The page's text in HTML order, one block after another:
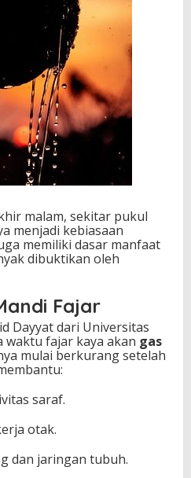
malam, sekitar pukul
menjadi kebiasaan
memiliki dasar manfaat
dibuktikan oleh
Fajar
Dayyat dari Universitas
waktu fajar kaya akan gas
mulai berkurang setelah
saraf.
otak.
dan jaringan tubuh.